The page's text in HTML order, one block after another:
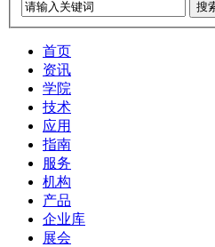
搜
首页
资讯
学院
技术
应用
指南
服务
机构
产品
企业库
展会